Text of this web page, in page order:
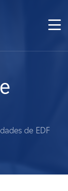
de EDF